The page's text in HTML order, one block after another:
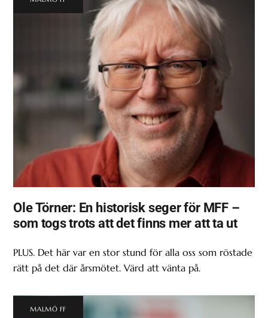
Ole Törner: En historisk seger för MFF –
som togs trots att det finns mer att ta ut
PLUS. Det här var en stor stund för alla oss som röstade
rätt på det där årsmötet. Värd att vänta på.
MALMÖ FF